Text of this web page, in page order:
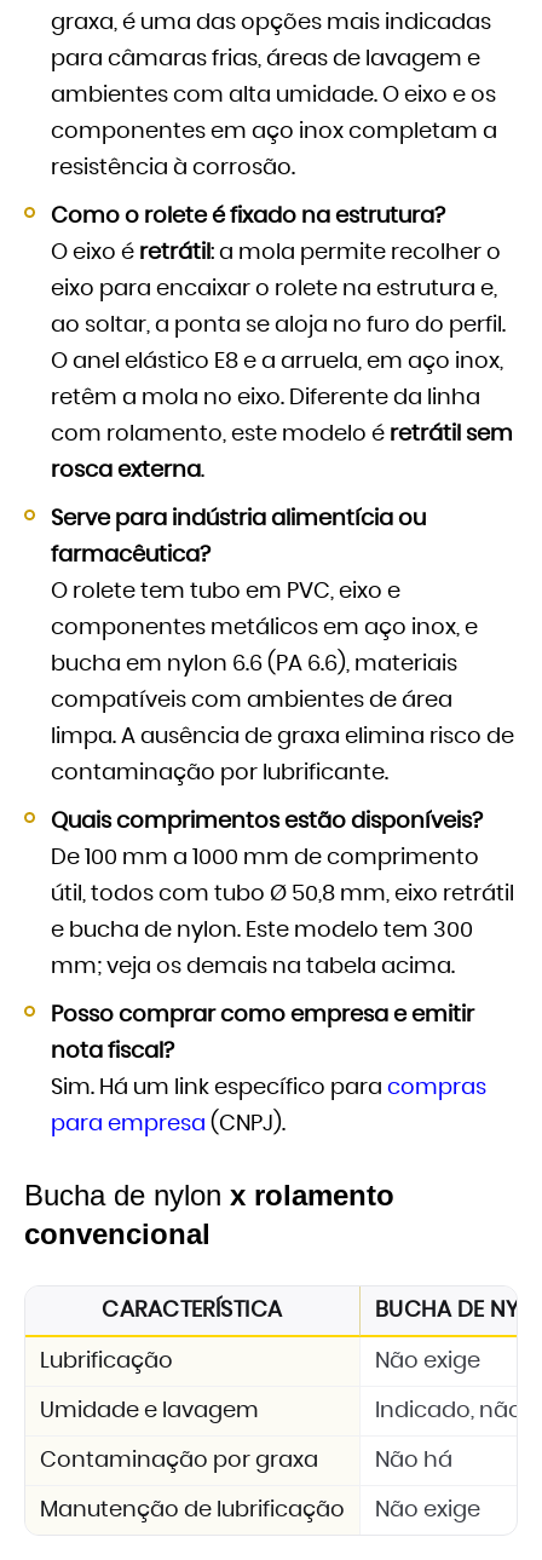
graxa, é uma das opções mais indicadas
para câmaras frias, áreas de lavagem e
ambientes com alta umidade. O eixo e os
componentes em aço inox completam a
resistência à corrosão.
Como o rolete é fixado na estrutura?
O eixo é retrátil : a mola permite recolher o
eixo para encaixar o rolete na estrutura e,
ao soltar, a ponta se aloja no furo do perfil.
O anel elástico E8 e a arruela, em aço inox,
retêm a mola no eixo. Diferente da linha
com rolamento, este modelo é retrátil sem
rosca externa.
Serve para indústria alimentícia ou
farmacêutica?
O rolete tem tubo em PVC, eixo e
componentes metálicos em aço inox, e
bucha em nylon 6.6 (PA 6.6), materiais
compatíveis com ambientes de área
limpa. A ausência de graxa elimina risco de
contaminação por lubrificante.
Quais comprimentos estão disponíveis?
De 100 mm a 1000 mm de comprimento
útil, todos com tubo Ø 50,8 mm, eixo retrátil
e bucha de nylon. Este modelo tem 300
mm; veja os demais na tabela acima.
Posso comprar como empresa e emitir
nota fiscal?
Sim. Há um link específico para compras
para empresa (CNPJ).
Bucha de nylon x rolamento
convencional
CARACTERÍSTICA BUCHA DE
Lubrificação Não exige
Umidade e lavagem Indicado, não
Contaminação por graxa Não há
Manutenção de lubrificação Não exige